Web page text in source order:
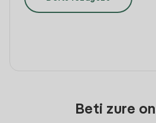
Beti zure